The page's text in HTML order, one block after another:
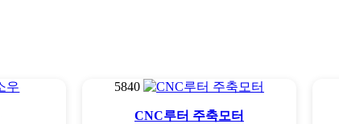
5840
CNC루터 주축모터